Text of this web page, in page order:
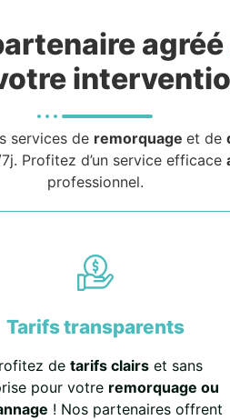
agréé
services de remorquage et de
Profitez d’un service efficace
professionnel.
Tarifs transparents
de tarifs clairset sans
pour votre remorquage ou
! Nos partenaires offrent